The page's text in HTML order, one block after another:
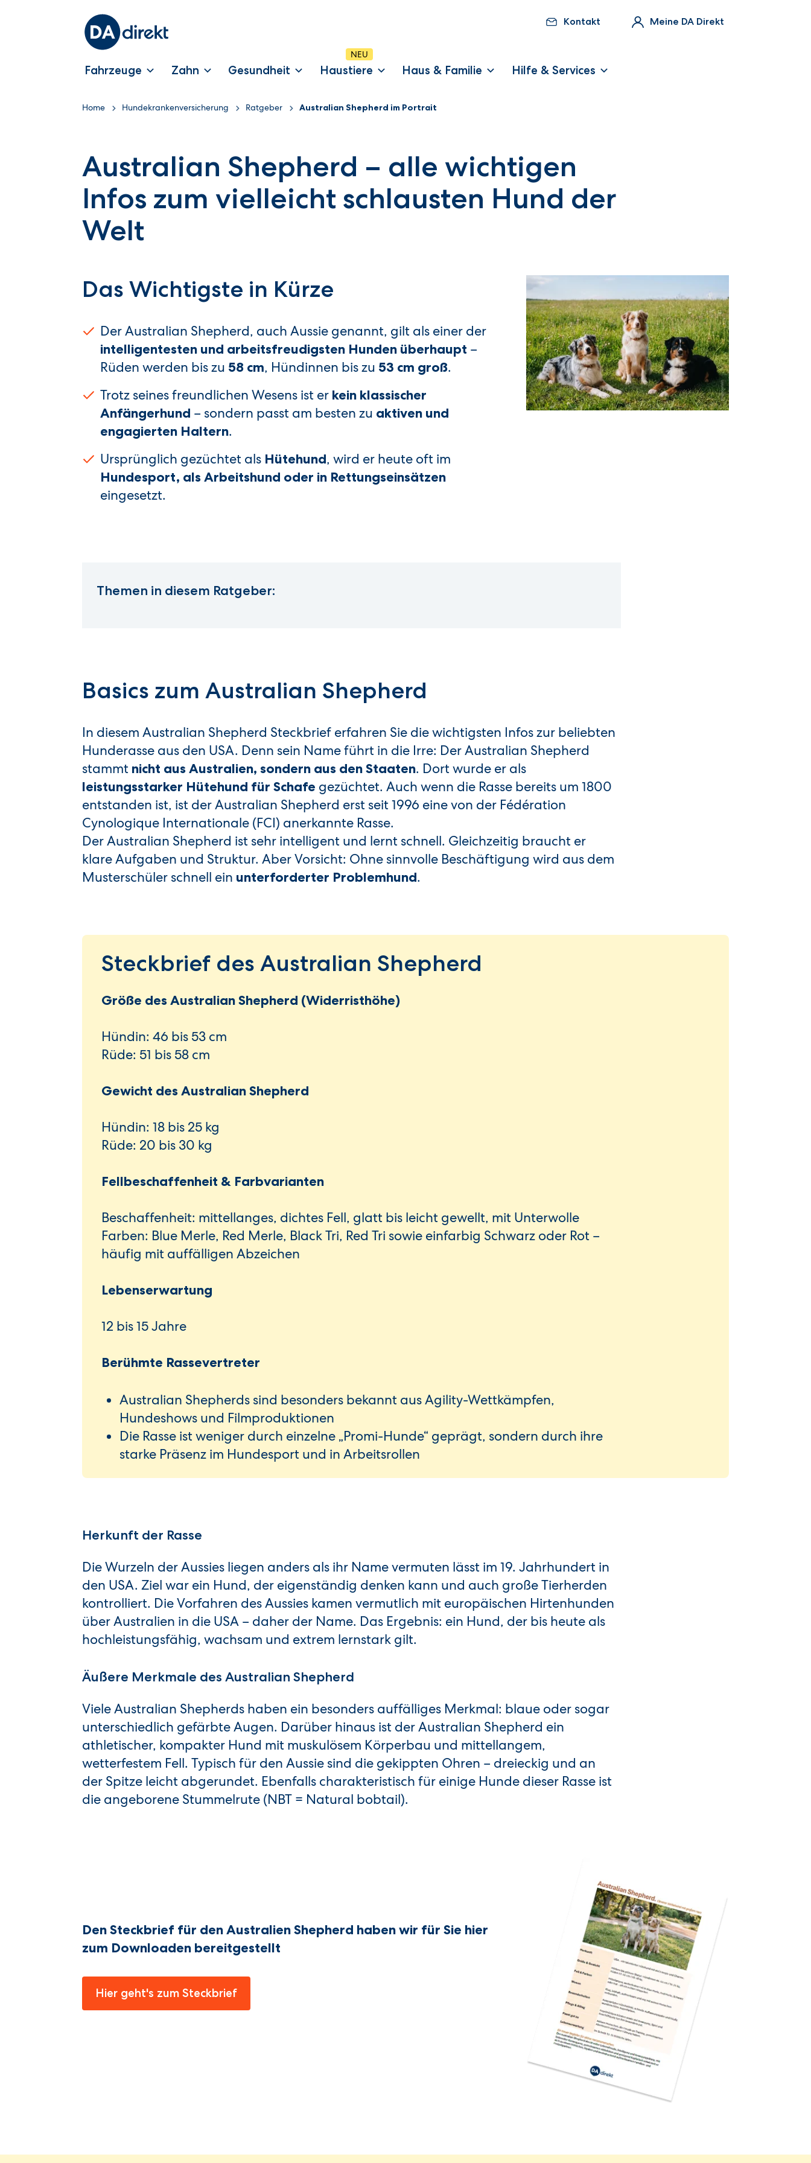
Kontakt Meine DA Direkt
Fahrzeuge Zahn Gesundheit Haustiere Haus & Familie Hilfe & Services
Home Hundekrankenversicherung Ratgeber Australian Shepherd im Portrait
Australian Shepherd – alle wichtigen
Infos zum vielleicht schlausten Hund der
Welt
Das Wichtigste in Kürze
Der Australian Shepherd, auch Aussie genannt, gilt als einer der
intelligentesten und arbeitsfreudigsten Hunden überhaupt –
Rüden werden bis zu 58 cm, Hündinnen bis zu 53 cm groß.
Trotz seines freundlichen Wesens ist er kein klassischer
Anfängerhund – sondern passt am besten zu aktiven und
engagierten Haltern.
Ursprünglich gezüchtet als Hütehund, wird er heute oft im
Hundesport, als Arbeitshund oder in Rettungseinsätzen
eingesetzt.
Themen in diesem Ratgeber:
Basics zum Australian Shepherd
In diesem Australian Shepherd Steckbrief erfahren Sie die wichtigsten Infos zur beliebten
Hunderasse aus den USA. Denn sein Name führt in die Irre: Der Australian Shepherd
stammt nicht aus Australien, sondern aus den Staaten. Dort wurde er als
leistungsstarker Hütehund für Schafe gezüchtet. Auch wenn die Rasse bereits um 1800
entstanden ist, ist der Australian Shepherd erst seit 1996 eine von der Fédération
Cynologique Internationale (FCI) anerkannte Rasse.
Der Australian Shepherd ist sehr intelligent und lernt schnell. Gleichzeitig braucht er
klare Aufgaben und Struktur. Aber Vorsicht: Ohne sinnvolle Beschäftigung wird aus dem
Musterschüler schnell ein unterforderter Problemhund.
Steckbrief des Australian Shepherd
Größe des Australian Shepherd (Widerristhöhe)
Hündin: 46 bis 53 cm
Rüde: 51 bis 58 cm
Gewicht des Australian Shepherd
Hündin: 18 bis 25 kg
Rüde: 20 bis 30 kg
Fellbeschaffenheit & Farbvarianten
Beschaffenheit: mittellanges, dichtes Fell, glatt bis leicht gewellt, mit Unterwolle
Farben: Blue Merle, Red Merle, Black Tri, Red Tri sowie einfarbig Schwarz oder Rot –
häufig mit auffälligen Abzeichen
Lebenserwartung
12 bis 15 Jahre
Berühmte Rassevertreter
Australian Shepherds sind besonders bekannt aus Agility-Wettkämpfen,
Hundeshows und Filmproduktionen
Die Rasse ist weniger durch einzelne „Promi-Hunde“ geprägt, sondern durch ihre
starke Präsenz im Hundesport und in Arbeitsrollen
Herkunft der Rasse
Die Wurzeln der Aussies liegen anders als ihr Name vermuten lässt im 19. Jahrhundert in
den USA. Ziel war ein Hund, der eigenständig denken kann und auch große Tierherden
kontrolliert. Die Vorfahren des Aussies kamen vermutlich mit europäischen Hirtenhunden
über Australien in die USA – daher der Name. Das Ergebnis: ein Hund, der bis heute als
hochleistungsfähig, wachsam und extrem lernstark gilt.
Äußere Merkmale des Australian Shepherd
Viele Australian Shepherds haben ein besonders auffälliges Merkmal: blaue oder sogar
unterschiedlich gefärbte Augen. Darüber hinaus ist der Australian Shepherd ein
athletischer, kompakter Hund mit muskulösem Körperbau und mittellangem,
wetterfestem Fell. Typisch für den Aussie sind die gekippten Ohren – dreieckig und an
der Spitze leicht abgerundet. Ebenfalls charakteristisch für einige Hunde dieser Rasse ist
die angeborene Stummelrute (NBT = Natural bobtail).
Den Steckbrief für den Australien Shepherd haben wir für Sie hier
zum Downloaden bereitgestellt
Hier geht's zum Steckbrief